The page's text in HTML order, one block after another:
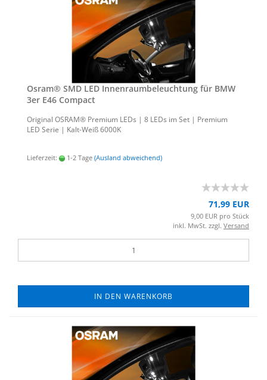
Osram® SMD LED In­nen­raum­be­leuch­tung für BMW
3er E46 Com­pact
Ori­gi­nal OSRAM® Pre­mi­um LEDs | 8 LEDs im Set | Pre­mi­um
LED Serie | Kalt-​Weiß 6000K
Lieferzeit: 1-2 Tage (Ausland abweichend)
71,99 EUR
9,00 EUR pro Stück
inkl. MwSt. zzgl. Versand
IN DEN WARENKORB